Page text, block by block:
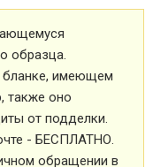
образца.
бланке, имеющем
также оно
от подделки.
- БЕСПЛАТНО.
обращении в